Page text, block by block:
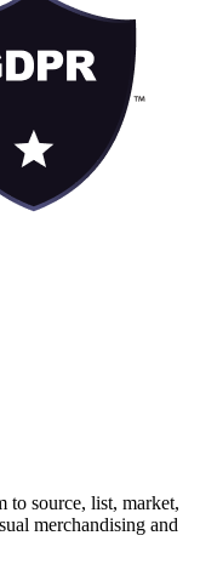
to source, list, market,
merchandising and